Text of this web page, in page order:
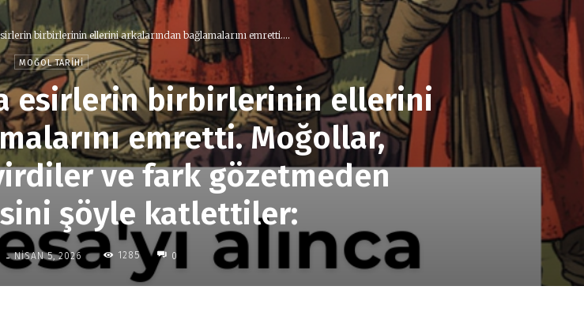
birbirlerinin ellerini arkalarından bağlamalarını emretti....
MOĞOL TARIHI
esirlerin birbirlerinin ellerini
emretti. Moğollar,
ve fark gözetmeden
şöyle katlettiler:
- NISAN 5, 2026 1285 0